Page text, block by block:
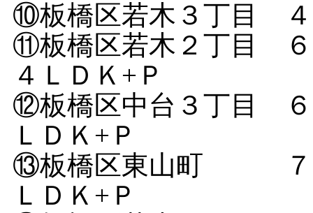
⑩板橋区若木３丁目
⑪板橋区若木２丁目
４ＬＤＫ+Ｐ
⑫板橋区中台３丁目
ＬＤＫ+Ｐ
⑬板橋区東山町 ７，
ＬＤＫ+Ｐ